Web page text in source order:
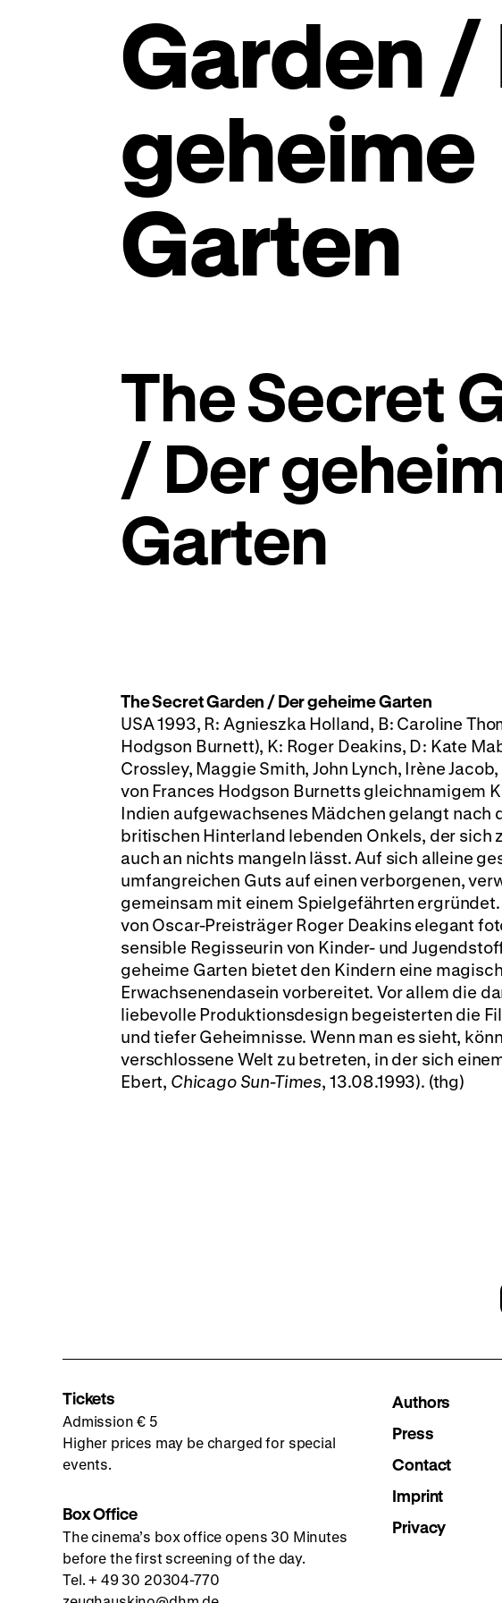
Garden /
geheime
Garten
The Secret
/ Der
Garten
The Secret Garden / Der geheime Garten
USA 1993, R: Agnieszka Holland, B: Caroline
Hodgson Burnett), K: Roger Deakins, D: Kate
Crossley, Maggie Smith, John Lynch, Irène Jacob,
von Frances Hodgson Burnetts gleichnamigem
Indien aufgewachsenes Mädchen gelangt nach
britischen Hinterland lebenden Onkels, der sich
auch an nichts mangeln lässt. Auf sich alleine
umfangreichen Guts auf einen verborgenen,
gemeinsam mit einem Spielgefährten
von Oscar-Preisträger Roger Deakins elegant
sensible Regisseurin von Kinder- und
geheime Garten bietet den Kindern eine
Erwachsenendasein vorbereitet. Vor allem die
liebevolle Produktionsdesign begeisterten die
und tiefer Geheimnisse. Wenn man es sieht,
verschlossene Welt zu betreten, in der sich
Ebert, Chicago Sun-Times, 13.08.1993). (thg)
Tickets
Admission € 5
Higher prices may be charged for special
events.
Box Office
The cinema’s box office opens 30 Minutes
before the first screening of the day.
Tel. + 49 30 20304-770
Authors
Press
Contact
Imprint
Privacy